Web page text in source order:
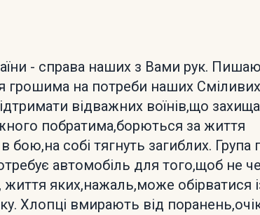
- справа наших з Вами рук.
грошима на потреби наших
відважних воїнів,що
побратима,борються за життя
бою,на собі тягнуть загиблих. Група
автомобіль для того,щоб не
життя яких,нажаль,може обірватися
Хлопці вмирають від